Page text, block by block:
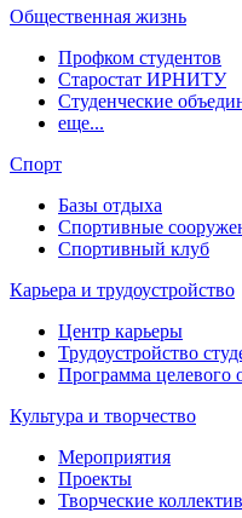
Общественная жизнь
Профком студентов
Старостат ИРНИТУ
Студенческие
еще...
Спорт
Базы отдыха
Спортивные
Спортивный клуб
Карьера и трудоустройство
Центр карьеры
Трудоустройство
Программа
Культура и творчество
Мероприятия
Проекты
Творческие